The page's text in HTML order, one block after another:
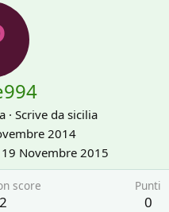
· Scrive da sicilia
2014
19 Novembre 2015
score
2
Punti
0